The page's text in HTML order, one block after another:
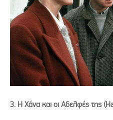
3. Η Χάνα και οι Αδελφές της